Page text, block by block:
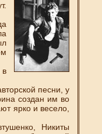
песни, у
создан им во
ярко и весело,
Никиты